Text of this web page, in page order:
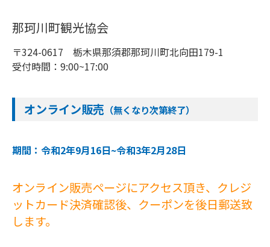
那珂川町観光協会
〒324-0617 栃木県那須郡那珂川町北向田179-1
受付時間：9:00~17:00
オンライン販売 （無くなり次第終了）
期間：令和2年9月16日~令和3年2月28日
オンライン販売ページにアクセス頂き、クレジ
ットカード決済確認後、クーポンを後日郵送致
します。